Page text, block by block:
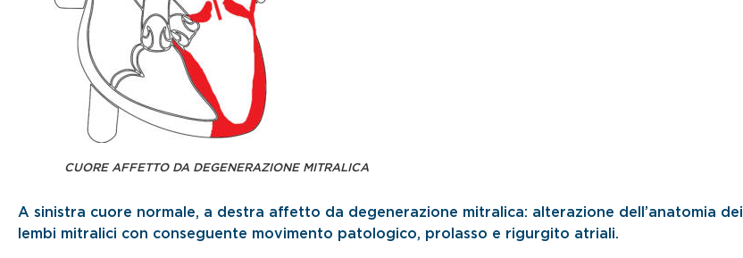
CUORE AFFETTO DA DEGENERAZIONE MITRALICA
A sinistra cuore normale, a destra affetto da degenerazione mitralica: alterazione dell’anatomia dei
lembi mitralici con conseguente movimento patologico, prolasso e rigurgito atriali.